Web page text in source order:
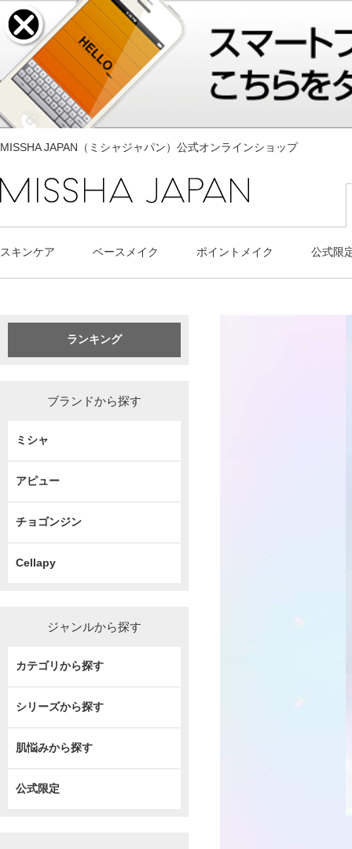
MISSHA JAPAN（ミシャジャパン）公式オンラインショップ
スキンケア ベースメイク ポイントメイク 公式限
ランキング
ブランドから探す
ミシャ
アピュー
チョゴンジン
Cellapy
ジャンルから探す
カテゴリから探す
シリーズから探す
肌悩みから探す
公式限定